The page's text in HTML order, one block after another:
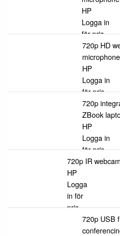
HP
Logga in
för pris
720p HD
microphone
HP
Logga in
för pris
720p
ZBook
HP
Logga in
för pris
720p IR
HP
Logga
in för
pris
720p USB